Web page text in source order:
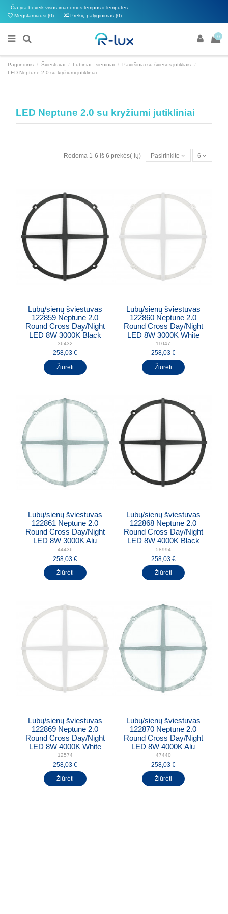
Čia yra beveik visos įmanomos lempos ir lemputės
Mėgstamiausi (0) Prekių palyginimas (0)
0
Pagrindinis Šviestuvai Lubiniai - sieniniai
Paviršiniai su šviesos jutikliais
LED Neptune 2.0 su kryžiumi jutikliniai
LED Neptune 2.0 su kryžiumi jutikliniai
Rodoma 1-6 iš 6 prekės(-ių) Pasirinkite 6
Lubų/sienų šviestuvas
122859 Neptune 2.0
Round Cross Day/Night
LED 8W 3000K Black
36432
258,03 €
Žiūrėti
Lubų/sienų šviestuvas
122860 Neptune 2.0
Round Cross Day/Night
LED 8W 3000K White
11047
258,03 €
Žiūrėti
Lubų/sienų šviestuvas
122861 Neptune 2.0
Round Cross Day/Night
LED 8W 3000K Alu
44436
258,03 €
Žiūrėti
Lubų/sienų šviestuvas
122868 Neptune 2.0
Round Cross Day/Night
LED 8W 4000K Black
58994
258,03 €
Žiūrėti
Lubų/sienų šviestuvas
122869 Neptune 2.0
Round Cross Day/Night
LED 8W 4000K White
12574
258,03 €
Žiūrėti
Lubų/sienų šviestuvas
122870 Neptune 2.0
Round Cross Day/Night
LED 8W 4000K Alu
47440
258,03 €
Žiūrėti